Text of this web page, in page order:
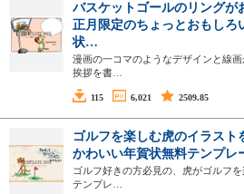
バスケットゴールのリングが
正月限定のちょっとおもしろ
状…
漫画の一コマのようなデザインと線
挨拶を書…
115 6,021 2509.85
ゴルフを楽しむ虎のイラスト
かわいい年賀状無料テンプレ
ゴルフ好きの方必見の、虎がゴルフ
テンプレ…